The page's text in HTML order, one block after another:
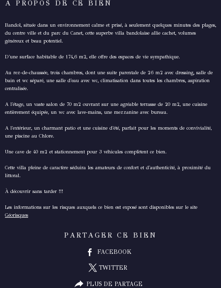
A PROPOS DE CE BIEN
Bandol, située dans un environnement calme et prisé, à seulement quelques minutes des plages,
du centre ville et du parc du Canet, cette superbe villa bandolaise allie cachet, volumes
généreux et beau potentiel.
D'une surface habitable de 174,6 m2, elle offre des espaces de vie sympathique.
Au rez-de-chaussée, trois chambres, dont une suite parentale de 26 m2 avec dressing, salle de
bain et wc séparé, une salle d'eau avec wc, climatisation dans toutes les chambres, aspiration
centralisée.
A l'étage, un vaste salon de 70 m2 ouvrant sur une agréable terrasse de 20 m2, une cuisine
entièrement équipée, un wc avec lave-mains, une mezzanine avec bureau.
A l'extérieur, un charmant patio et une cuisine d'été, parfait pour les moments de convivialité,
une piscine au Chlore.
Une cave de 40 m2 et stationnement pour 3 véhicules complètent ce bien.
Cette villa pleine de caractère séduira les amateurs de confort et d'authenticité, à proximité du
littoral.
À découvrir sans tarder !!!
Les informations sur les risques auxquels ce bien est exposé sont disponibles sur le site
Géorisques
PARTAGER CE BIEN
FACEBOOK
TWITTER
PLUS DE PARTAGE